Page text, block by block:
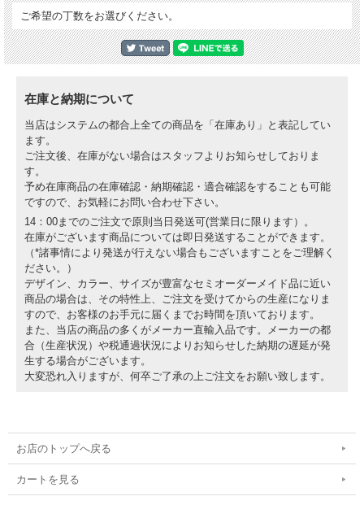
ご希望の丁数をお選びください。
在庫と納期について
当店はシステムの都合上全ての商品を「在庫あり」と表記してい
ます。
ご注文後、在庫がない場合はスタッフよりお知らせしておりま
す。
予め在庫商品の在庫確認・納期確認・適合確認をすることも可能
ですので、お気軽にお問い合わせ下さい。
14：00までのご注文で原則当日発送可(営業日に限ります）。
在庫がございます商品については即日発送することができます。
（*諸事情により発送が行えない場合もございますことをご理解く
ださい。）
デザイン、カラー、サイズが豊富なセミオーダーメイド品に近い
商品の場合は、その特性上、ご注文を受けてからの生産になりま
すので、お客様のお手元に届くまでお時間を頂いております。
また、当店の商品の多くがメーカー直輸入品です。メーカーの都
合（生産状況）や税通過状況によりお知らせした納期の遅延が発
生する場合がございます。
大変恐れ入りますが、何卒ご了承の上ご注文をお願い致します。
お店のトップへ戻る
カートを見る